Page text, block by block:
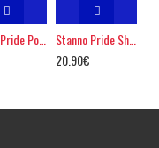
Stanno Pride Polo
Stanno Pride Shirt Ladies
20.90€